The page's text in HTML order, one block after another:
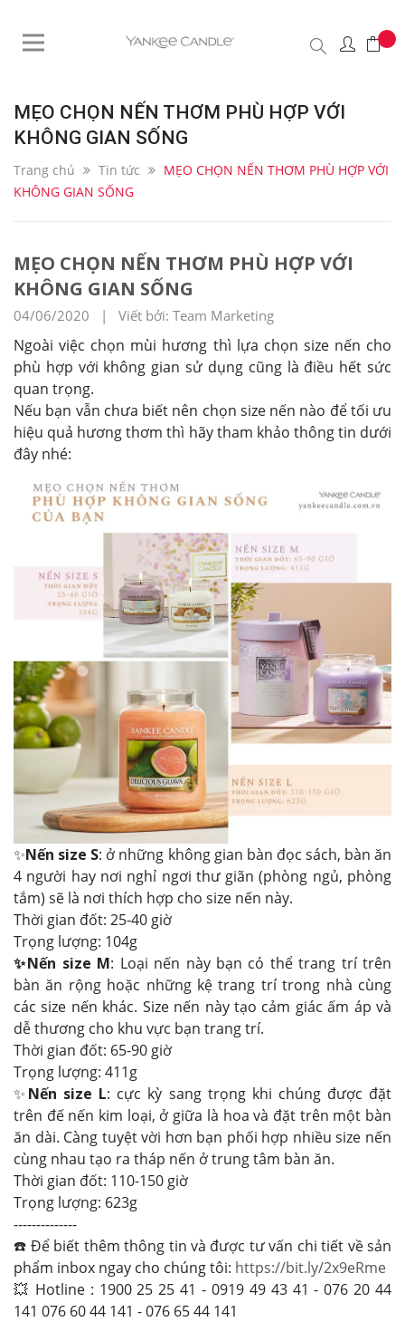
MẸO CHỌN NẾN THƠM PHÙ HỢP VỚI
KHÔNG GIAN SỐNG
Trang chủ Tin tức
MẸO CHỌN NẾN THƠM PHÙ HỢP VỚI
KHÔNG GIAN SỐNG
MẸO CHỌN NẾN THƠM PHÙ HỢP VỚI
KHÔNG GIAN SỐNG
04/06/2020 | Viết bởi: Team Marketing
Ngoài việc chọn mùi hương thì lựa chọn size nến cho
phù hợp với không gian sử dụng cũng là điều hết sức
quan trọng.
Nếu bạn vẫn chưa biết nên chọn size nến nào để tối ưu
hiệu quả hương thơm thì hãy tham khảo thông tin dưới
đây nhé:
✨Nến size S: ở những không gian bàn đọc sách, bàn ăn
4 người hay nơi nghỉ ngơi thư giãn (phòng ngủ, phòng
tắm) sẽ là nơi thích hợp cho size nến này.
Thời gian đốt: 25-40 giờ
Trọng lượng: 104g
✨Nến size M: Loại nến này bạn có thể trang trí trên
bàn ăn rộng hoặc những kệ trang trí trong nhà cùng
các size nến khác. Size nến này tạo cảm giác ấm áp và
dễ thương cho khu vực bạn trang trí.
Thời gian đốt: 65-90 giờ
Trọng lượng: 411g
✨ Nến size L: cực kỳ sang trọng khi chúng được đặt
trên đế nến kim loại, ở giữa là hoa và đặt trên một bàn
ăn dài. Càng tuyệt vời hơn bạn phối hợp nhiều size nến
cùng nhau tạo ra tháp nến ở trung tâm bàn ăn.
Thời gian đốt: 110-150 giờ
Trọng lượng: 623g
--------------
☎️ Để biết thêm thông tin và được tư vấn chi tiết về sản
phẩm inbox ngay cho chúng tôi: https://bit.ly/2x9eRme
💥 Hotline : 1900 25 25 41 - 0919 49 43 41 - 076 20 44
141 076 60 44 141 - 076 65 44 141